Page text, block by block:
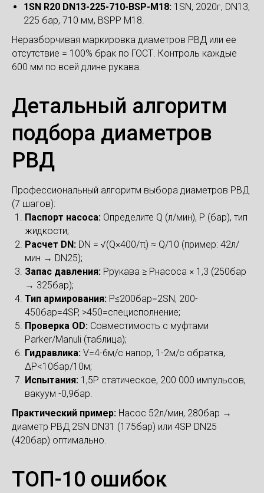
1SN R20 DN13-225-710-BSP-M18: 1SN, 2020г, DN13,
225 бар, 710 мм, BSPP M18.
Неразборчивая маркировка диаметров РВД или ее
отсутствие = 100% брак по ГОСТ. Контроль каждые
600 мм по всей длине рукава.
Детальный алгоритм
подбора диаметров
РВД
Профессиональный алгоритм выбора диаметров РВД
(7 шагов):
Паспорт насоса: Определите Q (л/мин), P (бар), тип
жидкости;
Расчет DN: DN = √(Q×400/π) ≈ Q/10 (пример: 42л/
мин → DN25);
Запас давления: Pрукава ≥ Pнасоса × 1,3 (250бар
→ 325бар);
Тип армирования: P≤200бар=2SN, 200-
450бар=4SP, >450=специсполнение;
Проверка OD: Совместимость с муфтами
Parker/Manuli (таблица);
Гидравлика: V=4-6м/с напор, 1-2м/с обратка,
ΔP<10бар/10м;
Испытания: 1,5P статическое, 200 000 импульсов,
вакуум -0,9бар.
Практический пример: Насос 52л/мин, 280бар →
диаметр РВД 2SN DN31 (175бар) или 4SP DN25
(420бар) оптимально.
ТОП-10 ошибок